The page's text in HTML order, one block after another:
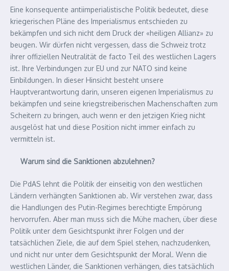
Eine konsequente antiimperialistische Politik bedeutet, diese
kriegerischen Pläne des Imperialismus entschieden zu
bekämpfen und sich nicht dem Druck der «heiligen Allianz» zu
beugen. Wir dürfen nicht vergessen, dass die Schweiz trotz
ihrer offiziellen Neutralität de facto Teil des westlichen Lagers
ist. Ihre Verbindungen zur EU und zur NATO sind keine
Einbildungen. In dieser Hinsicht besteht unsere
Hauptverantwortung darin, unseren eigenen Imperialismus zu
bekämpfen und seine kriegstreiberischen Machenschaften zum
Scheitern zu bringen, auch wenn er den jetzigen Krieg nicht
ausgelöst hat und diese Position nicht immer einfach zu
vermitteln ist.
Warum sind die Sanktionen abzulehnen?
Die PdAS lehnt die Politik der einseitig von den westlichen
Ländern verhängten Sanktionen ab. Wir verstehen zwar, dass
die Handlungen des Putin-Regimes berechtigte Empörung
hervorrufen. Aber man muss sich die Mühe machen, über diese
Politik unter dem Gesichtspunkt ihrer Folgen und der
tatsächlichen Ziele, die auf dem Spiel stehen, nachzudenken,
und nicht nur unter dem Gesichtspunkt der Moral. Wenn die
westlichen Länder, die Sanktionen verhängen, dies tatsächlich